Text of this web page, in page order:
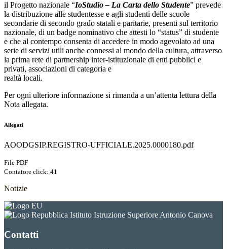
il Progetto nazionale “IoStudio – La Carta dello Studente” prevede
la distribuzione alle studentesse e agli studenti delle scuole
secondarie di secondo grado statali e paritarie, presenti sul territorio
nazionale, di un badge nominativo che attesti lo “status” di studente
e che al contempo consenta di accedere in modo agevolato ad una
serie di servizi utili anche connessi al mondo della cultura, attraverso
la prima rete di partnership inter-istituzionale di enti pubblici e
privati, associazioni di categoria e
realtà locali.
Per ogni ulteriore informazione si rimanda a un’attenta lettura della
Nota allegata.
Allegati
AOODGSIP.REGISTRO-UFFICIALE.2025.0000180.pdf
File PDF
Contatore click: 41
Notizie
Istituto Istruzione Superiore Antonio Canova
Contatti